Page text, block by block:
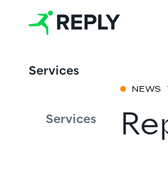
Services
Services
NEWS